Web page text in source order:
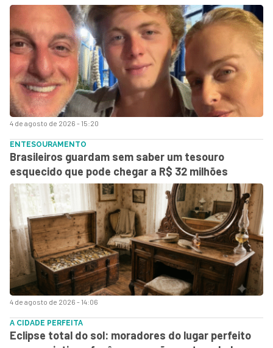
4 de agosto de 2026 - 15:20
4 de agosto de 2026 - 14:06
ENTESOURAMENTO
Brasileiros guardam sem saber um tesouro
esquecido que pode chegar a R$ 32 milhões
A CIDADE PERFEITA
Eclipse total do sol: moradores do lugar perfeito